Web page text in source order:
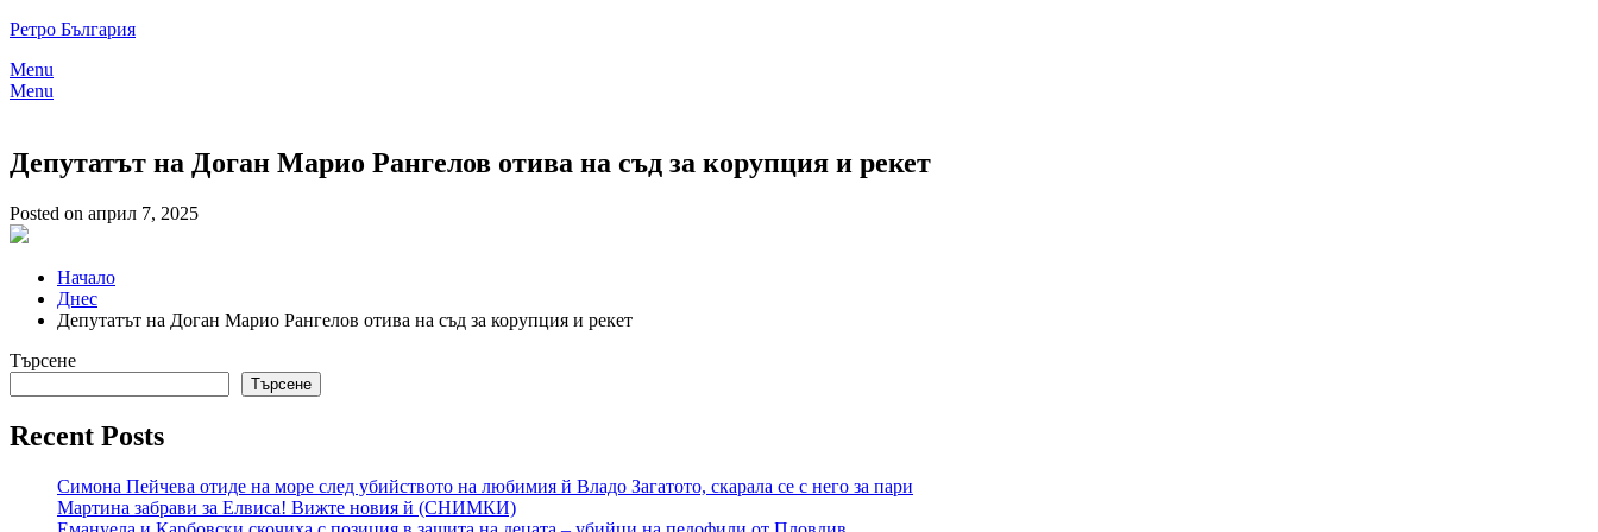
Skip
content
Ретро България
Menu
Menu
Депутатът на Доган Марио Рангелов отива на съд за корупция и рекет
Posted on април 7, 2025
Начало
Днес
Депутатът на Доган Марио Рангелов отива на съд за корупция и рекет
Търсене
Търсене
Recent Posts
Симона Пейчева отиде на море след убийството на любимия й Владо Загатото, скарала се с него за пари
Мартина забрави за Елвиса! Вижте новия й (СНИМКИ)